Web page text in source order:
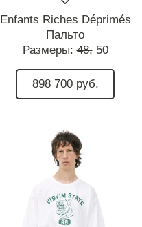
Enfants Riches Déprimés
Пальто
Размеры:48, 50
898 700 руб.